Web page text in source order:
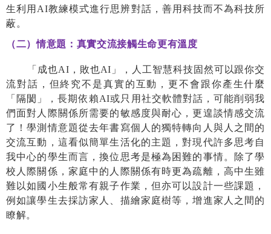
生利用 AI教練模式進行思辨對話，善用科技而不為科技所
蔽。
（二）情意題：真實交流接觸生命更有溫度
「成也AI ，敗也AI 」，人工智慧科技固然可以跟你交
流對話，但終究不是真實的互動，更不會跟你產生什麼
「隔閡」，長期依賴AI或只用社交軟體對話，可能削弱我
們面對人際關係所需要的敏感度與耐心，更遑談情感交流
了！學測情意題從去年書寫個人的獨特轉向人與人之間的
交流互動，這看似簡單生活化的主題，對現代許多思考自
我中心的學生而言，換位思考是極為困難的事情。除了學
校人際關係，家庭中的人際關係有時更為疏離，高中生雖
難以如國小生般常有親子作業，但亦可以設計一些課題，
例如讓學生去採訪家人、描繪家庭樹等，增進家人之間的
瞭解。